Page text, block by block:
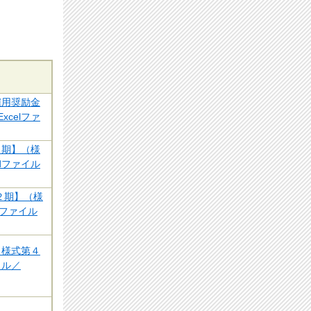
奨励金
ファ
】（様
ァイル
期】（様
ァイル
式第４
／